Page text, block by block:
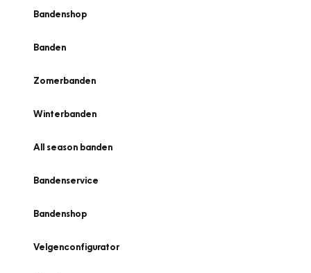
Bandenshop
Banden
Zomerbanden
Winterbanden
All season banden
Bandenservice
Bandenshop
Velgenconfigurator